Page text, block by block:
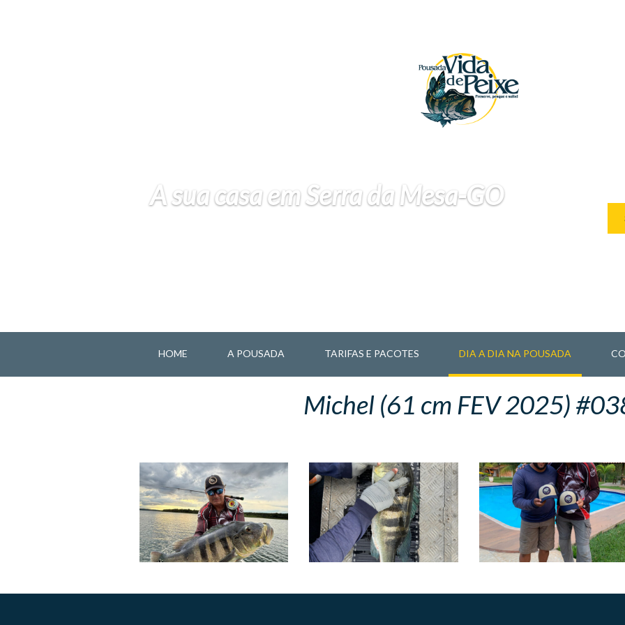
A sua casa em Serra da Mesa-GO
HOME A POUSADA TARIFAS E PACOTES DIA A DIA NA POUSADA
Michel (61 cm FEV 2025)